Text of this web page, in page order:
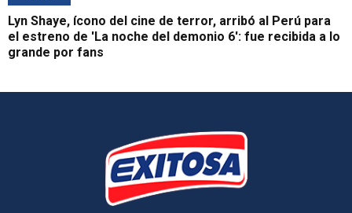
Lyn Shaye, ícono del cine de terror, arribó al Perú para
el estreno de 'La noche del demonio 6': fue recibida a lo
grande por fans